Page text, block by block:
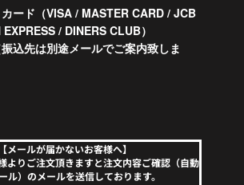
カード（VISA / MASTER CARD / JCB
/ DINERS CLUB）
振込先は別途メールでご案内致しま
【メールが届かないお客様へ】
よりご注文頂きますと注文内容ご確認（自動
ル）のメールを送信しております。